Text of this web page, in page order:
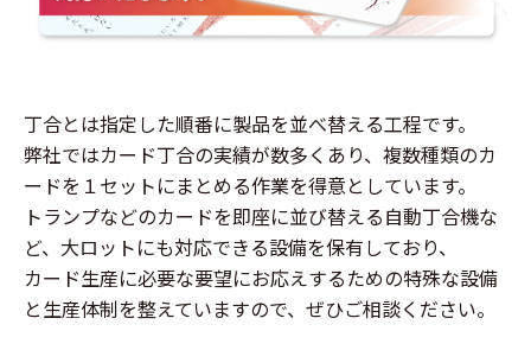
丁合とは指定した順番に製品を並べ替える工程です。
弊社ではカード丁合の実績が数多くあり、複数種類のカ
ードを１セットにまとめる作業を得意としています。
トランプなどのカードを即座に並び替える自動丁合機な
ど、大ロットにも対応できる設備を保有しており、
カード生産に必要な要望にお応えするための特殊な設備
と生産体制を整えていますので、ぜひご相談ください。